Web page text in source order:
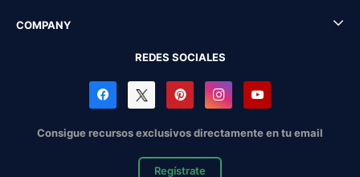
COMPANY
REDES SOCIALES
Consigue recursos exclusivos directamente en tu email
Regístrate